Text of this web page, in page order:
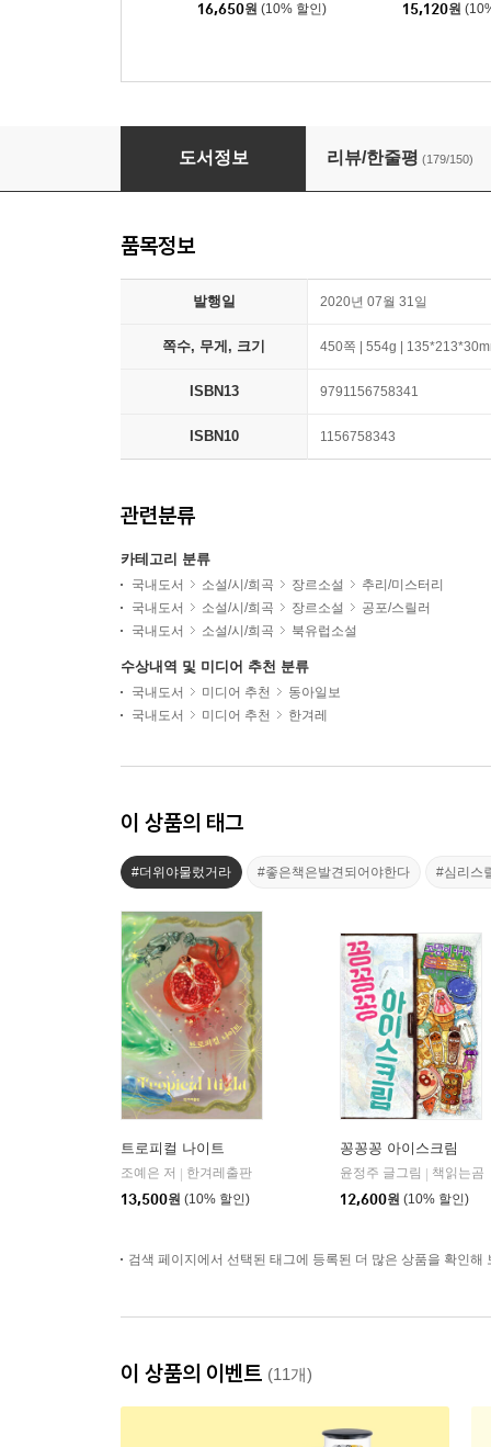
16,650원 (10% 할인) 15,120원
테라피스트
도서정보 리뷰/한줄평 (179/150)
품목정보
발행일 2020년 07월 31일
쪽수, 무게, 크기 450쪽 | 554g |
ISBN13 9791156758341
ISBN10 1156758343
관련분류
카테고리 분류
국내도서 소설/시/희곡 장르소설
추리/미스터리
국내도서
소설/시/희곡 장르소설
공포/스릴러
국내도서
소설/시/희곡 북유럽소설
수상내역 및 미디어 추천 분류
국내도서 미디어 추천
동아일보
국내도서
미디어 추천 한겨레
이 상품의 태그
#더위야물렀거라 #좋은책은발견되어야한다 #심리스
트로피컬 나이트
조예은 저
한겨레출판
13,500원 (10% 할인)
꽁꽁꽁 아이스크림
윤정주 글그림
책읽는곰
12,600원 (10% 할인)
검색 페이지에서 선택된 태그에 등록된 더 많은 상품을 확인해
이 상품의 이벤트 (11개)